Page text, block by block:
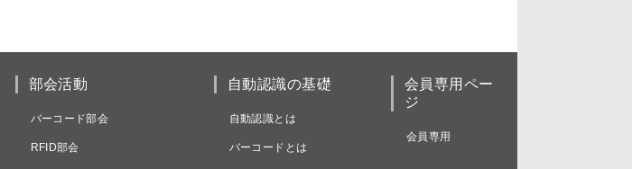
部会活動
バーコード部会
RFID部会
自動認識の基礎
自動認識とは
バーコードとは
会員専用ペー
ジ
会員専用